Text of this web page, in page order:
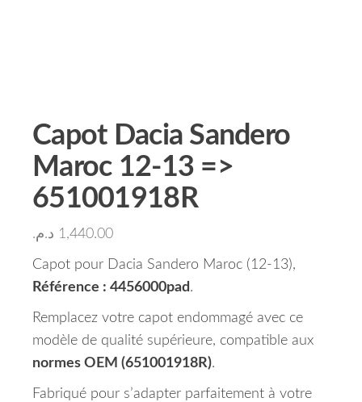
Capot Dacia Sandero
Maroc 12-13 =>
651001918R
1,440.00 د.م.
Capot pour Dacia Sandero Maroc (12-13),
Référence : 4456000pad.
Remplacez votre capot endommagé avec ce
modèle de qualité supérieure, compatible aux
normes OEM (651001918R).
Fabriqué pour s’adapter parfaitement à votre